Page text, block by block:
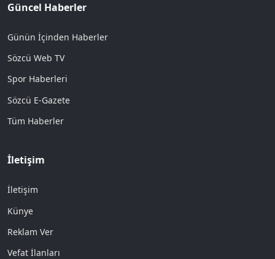
Güncel Haberler
Günün İçinden Haberler
Sözcü Web TV
Spor Haberleri
Sözcü E-Gazete
Tüm Haberler
İletişim
İletişim
Künye
Reklam Ver
Vefat İlanları